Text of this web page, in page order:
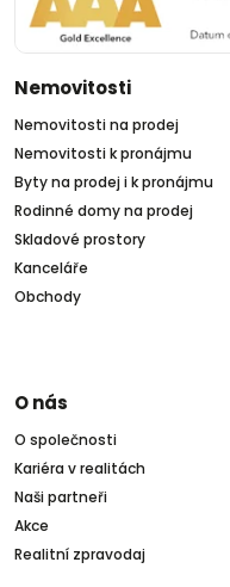
Nemovitosti
Nemovitosti na prodej
Nemovitosti k pronájmu
Byty na prodej i k pronájmu
Rodinné domy na prodej
Skladové prostory
Kanceláře
Obchody
O nás
O společnosti
Kariéra v realitách
Naši partneři
Akce
Realitní zpravodaj